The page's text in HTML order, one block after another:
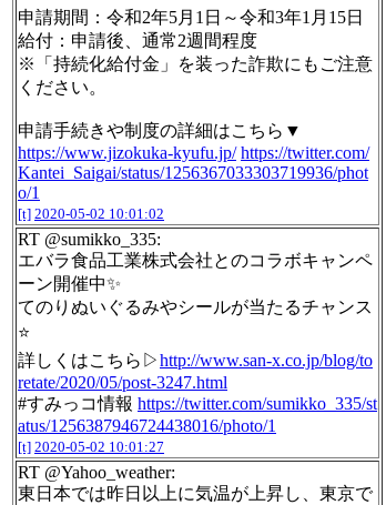
申請期間：令和2年5月1日～令和3年1月15日
給付：申請後、通常2週間程度
※「持続化給付金」を装った詐欺にもご注意
ください。
申請手続きや制度の詳細はこちら▼
https://www.jizokuka-kyufu.jp/ https://twitter.com/
Kantei_Saigai/status/1256367033303719936/phot
o/1
[t] 2020-05-02 10:01:02
RT @sumikko_335:
エバラ食品工業株式会社とのコラボキャンペ
ーン開催中✨
てのりぬいぐるみやシールが当たるチャンス
⭐
詳しくはこちら▷http://www.san-x.co.jp/blog/to
retate/2020/05/post-3247.html
#すみっコ情報 https://twitter.com/sumikko_335/st
atus/1256387946724438016/photo/1
[t] 2020-05-02 10:01:27
RT @Yahoo_weather:
東日本では昨日以上に気温が上昇し、東京で